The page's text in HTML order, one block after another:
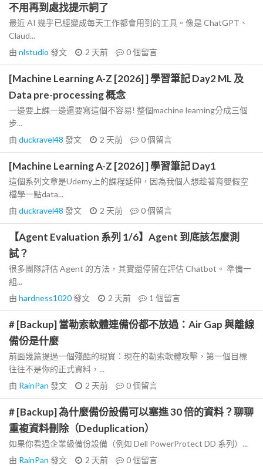
不用再到處找提示詞了
最近 AI 幾乎已經變成每天工作都會用到的工具。像是 ChatGPT、
Claud...
由 nlstudio 發文 2 天前 0個留言
[Machine Learning A-Z [2026] ] 學習筆記 Day2 ML 及
Data pre-processing 概念
一邊要上課一邊還要寫這個不容易! 整個machine learning分成三個
步...
由 duckravel48 發文 2 天前 0個留言
[Machine Learning A-Z [2026] ] 學習筆記 Day1
這個系列文章是Udemy上的課程延伸，因為我個人想趁著育嬰假空
檔學一點data...
由 duckravel48 發文 2 天前 0個留言
【Agent Evaluation 系列 1/6】Agent 到底該怎麼測
試？
很多團隊評估 Agent 的方法，其實還停留在評估 Chatbot。 準備一
組...
由 hardness1020發文 2 天前 1 個留言
# [Backup] 當勒索軟體連備份都不放過：Air Gap 與離線
備份是什麼
前面幾篇提過一個殘酷的現實：現在的勒索軟體攻擊，第一個目標
往往不是你的正式資料，...
由 RainPan 發文 2 天前 0個留言
# [Backup] 為什麼備份設備可以塞進 30 倍的資料？聊聊
重複資料刪除（Deduplication）
如果你看過企業級備份設備（例如 Dell PowerProtect DD 系列）...
由 RainPan 發文 2 天前 0個留言